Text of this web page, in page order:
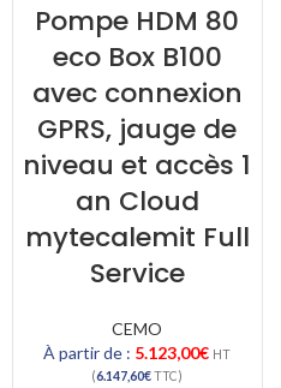
Pompe HDM 80
eco Box B100
avec connexion
GPRS, jauge de
niveau et accès 1
an Cloud
mytecalemit Full
Service
CEMO
À partir de : 5.123,00€ HT
(6.147,60€TTC)